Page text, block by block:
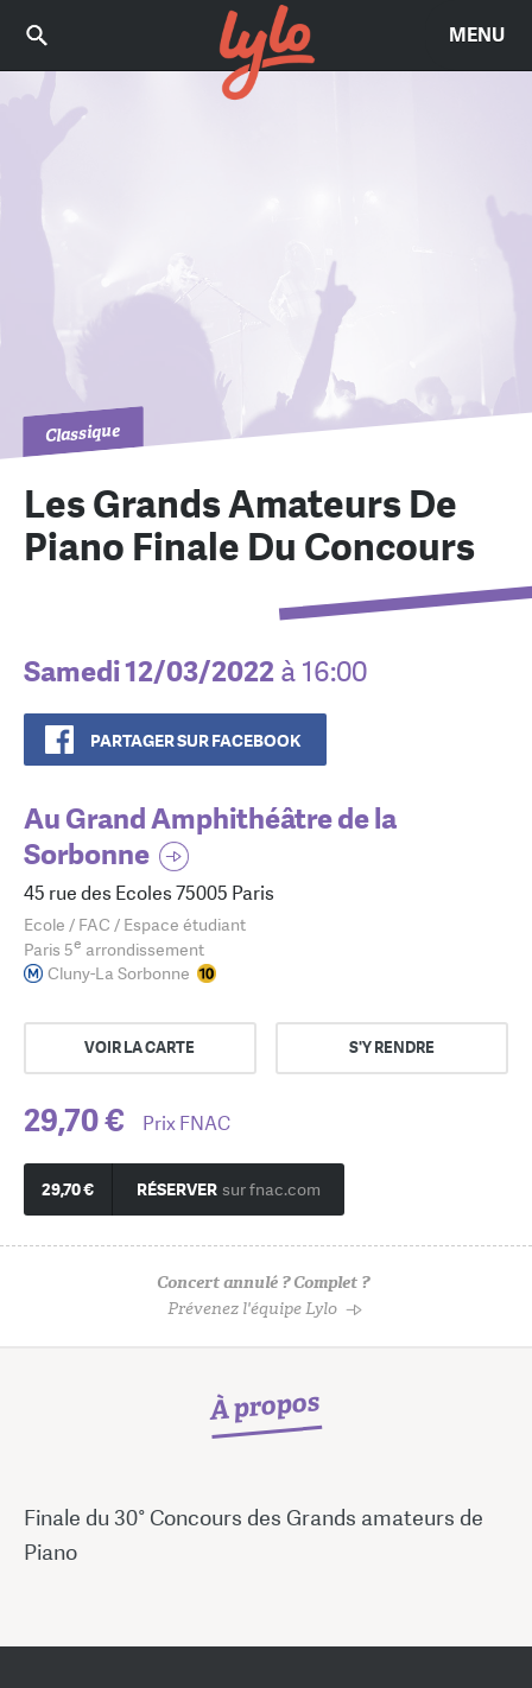
MENU
Classique
Les Grands Amateurs De
Piano Finale Du Concours
Samedi 12/03/2022 à 16:00
PARTAGER SUR FACEBOOK
Au Grand Amphithéâtre de la
Sorbonne
45 rue des Ecoles 75005 Paris
Ecole / FAC / Espace étudiant
Paris 5e arrondissement
Cluny-La Sorbonne
VOIR LA CARTE S'Y RENDRE
29,70 € Prix FNAC
29,70 € RÉSERVER sur fnac.com
Concert annulé ? Complet ?
Prévenez l'équipe Lylo
À propos
Finale du 30° Concours des Grands amateurs de
Piano